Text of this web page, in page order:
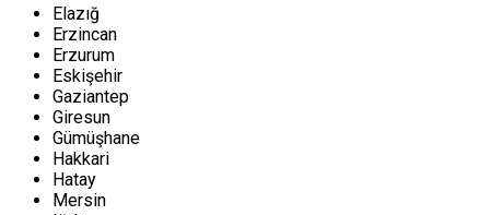
Elazığ
Erzincan
Erzurum
Eskişehir
Gaziantep
Giresun
Gümüşhane
Hakkari
Hatay
Mersin